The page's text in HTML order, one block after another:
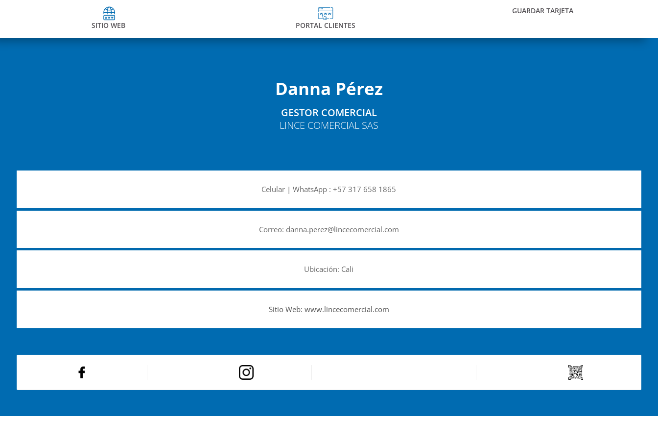
SITIO WEB PORTAL CLIENTES
GUARDAR TARJETA
Danna Pérez
GESTOR COMERCIAL
LINCE COMERCIAL SAS
Celular | WhatsApp :+57 317 658 1865
Correo: danna.perez@lincecomercial.com
Ubicación: Cali
Sitio Web: www.lincecomercial.com